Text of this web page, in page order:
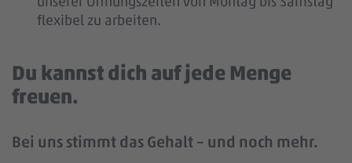
flexibel zu arbeiten.
Du kannst dich auf jede Menge
freuen.
Bei uns stimmt das Gehalt – und noch mehr.